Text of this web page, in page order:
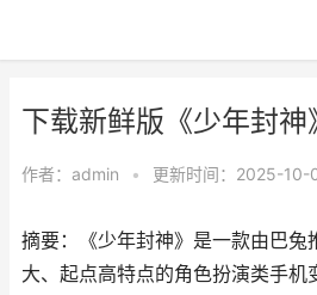
下载新鲜版《少年封神
作者： admin • 更新时间：2025-10-
摘要：《少年封神》是一款由巴兔
大、起点高特点的角色扮演类手机